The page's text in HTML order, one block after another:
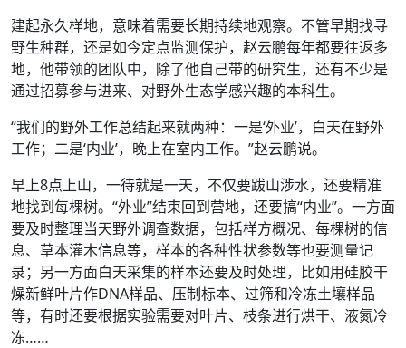
建起永久样地，意味着需要长期持续地观察。不管早期找寻
野生种群，还是如今定点监测保护，赵云鹏每年都要往返多
地，他带领的团队中，除了他自己带的研究生，还有不少是
通过招募参与进来、对野外生态学感兴趣的本科生。
“我们的野外工作总结起来就两种：一是‘外业’，白天在野外
工作；二是‘内业’，晚上在室内工作。”赵云鹏说。
早上8点上山，一待就是一天，不仅要跋山涉水，还要精准
地找到每棵树。“外业”结束回到营地，还要搞“内业”。一方面
要及时整理当天野外调查数据，包括样方概况、每棵树的信
息、草本灌木信息等，样本的各种性状参数等也要测量记
录；另一方面白天采集的样本还要及时处理，比如用硅胶干
燥新鲜叶片作DNA样品、压制标本、过筛和冷冻土壤样品
等，有时还要根据实验需要对叶片、枝条进行烘干、液氮冷
冻……